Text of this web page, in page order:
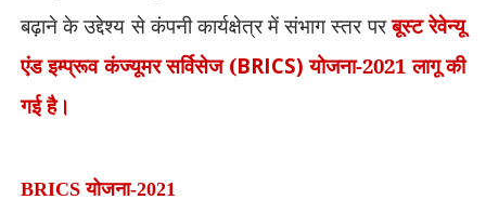
बढ़ाने के उद्देश्य से कंपनी कार्यक्षेत्र में संभाग स्तर परबूस्ट रेवेन्यू
एंड इम्प्रूव कंज्यूमर सर्विसेज (BRICS)योजना-2021 लागू की
गई है।
BRICSयोजना-2021